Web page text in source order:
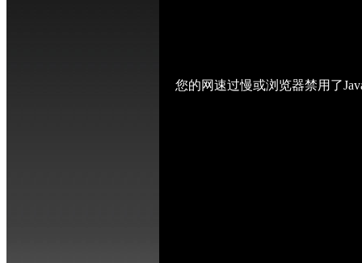
您的网速过慢或浏览器禁用了